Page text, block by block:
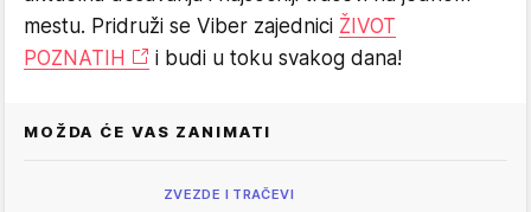
mestu. Pridruži se Viber zajednici ŽIVOT
POZNATIH
i budi u toku svakog dana!
MOŽDA ĆE VAS ZANIMATI
ZVEZDE I TRAČEVI